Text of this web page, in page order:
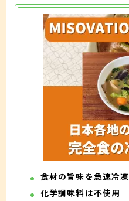
食材の旨味を急速冷凍
化学調味料は不使用